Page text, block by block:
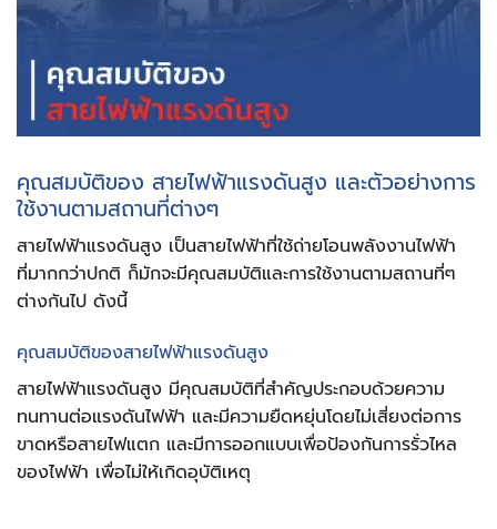
คุณสมบัติของ สายไฟฟ้าแรงดันสูง และตัวอย่างการ
ใช้งานตามสถานที่ต่างๆ
สายไฟฟ้าแรงดันสูง เป็นสายไฟฟ้าที่ใช้ถ่ายโอนพลังงานไฟฟ้า
ที่มากกว่าปกติ ก็มักจะมีคุณสมบัติและการใช้งานตามสถานที่ๆ
ต่างกันไป ดังนี้
คุณสมบัติของสายไฟฟ้าแรงดันสูง
สายไฟฟ้าแรงดันสูง มีคุณสมบัติที่สำคัญประกอบด้วยความ
ทนทานต่อแรงดันไฟฟ้า และมีความยืดหยุ่นโดยไม่เสี่ยงต่อการ
ขาดหรือสายไฟแตก และมีการออกแบบเพื่อป้องกันการรั่วไหล
ของไฟฟ้า เพื่อไม่ให้เกิดอุบัติเหตุ